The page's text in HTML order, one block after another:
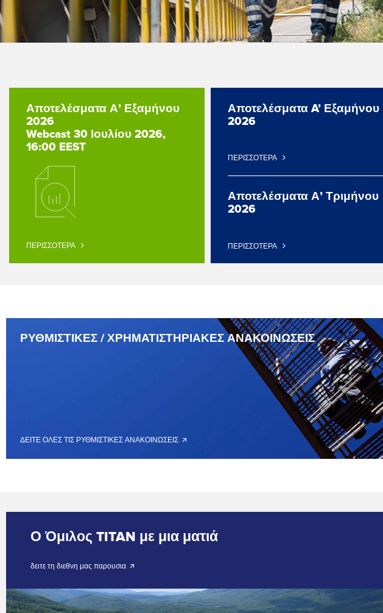
Αποτελέσματα Α’ Εξαμήνου
2026
Webcast 30 Ιουλίου 2026,
16:00 EEST
ΠΕΡΙΣΣΟΤΕΡΑ
Αποτελέσματα A’ Εξαμήνου
2026
ΠΕΡΙΣΣΟΤΕΡΑ
Αποτελέσματα Α’ Τριμήνου
2026
ΠΕΡΙΣΣΟΤΕΡΑ
ΡΥΘΜΙΣΤΙΚΕΣ / ΧΡΗΜΑΤΙΣΤΗΡΙΑΚΕΣ ΑΝΑΚΟΙΝΩΣΕΙΣ
ΔΕΙΤΕ ΟΛΕΣ ΤΙΣ ΡΥΘΜΙΣΤΙΚΕΣ ΑΝΑΚΟΙΝΩΣΕΙΣ 🡭
Ο Όμιλος TITAN με μια ματιά
δειτε τη διεθνη μας παρουσια 🡭